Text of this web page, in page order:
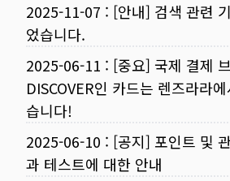
2025-11-07 : [안내] 검색 관련
었습니다.
2025-06-11 : [중요] 국제 결제
DISCOVER인 카드는 렌즈라라
습니다!
2025-06-10 : [공지] 포인트 및
과 테스트에 대한 안내